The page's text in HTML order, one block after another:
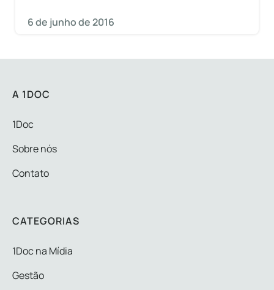
6 de junho de 2016
A 1DOC
1Doc
Sobre nós
Contato
CATEGORIAS
1Doc na Mídia
Gestão